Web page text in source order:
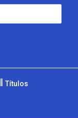
Títulos